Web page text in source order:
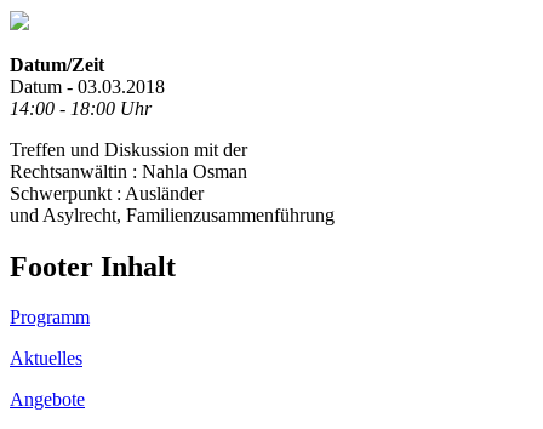
Datum/Zeit
Datum - 03.03.2018
14:00 - 18:00 Uhr
Treffen und Diskussion mit der
Rechtsanwältin : Nahla Osman
Schwerpunkt : Ausländer
und Asylrecht, Familienzusammenführung
Footer Inhalt
Programm
Aktuelles
Angebote